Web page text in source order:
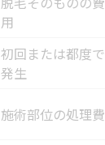
用
初回または都度で
発生
施術部位の処理費